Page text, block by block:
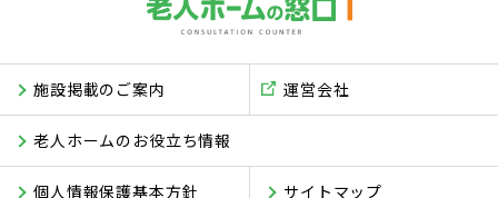
施設掲載のご案内
老人ホームのお役立ち情報
サイトマップ
運営会社
個人情報保護基本方針